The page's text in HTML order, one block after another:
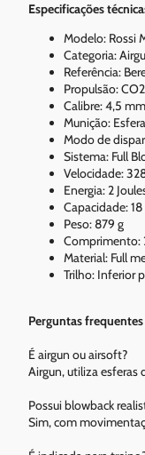
Especificações
Modelo: Rossi
Categoria:
Referência:
Propulsão:
Calibre: 4,5
Munição:
Modo de
Sistema: Full
Velocidade:
Energia: 2
Capacidade:
Peso: 879 g
Comprimento:
Material: Full
Trilho: Inferior
Perguntas frequentes
É airgun ou airsoft?
Airgun, utiliza esferas
Possui blowback
Sim, com